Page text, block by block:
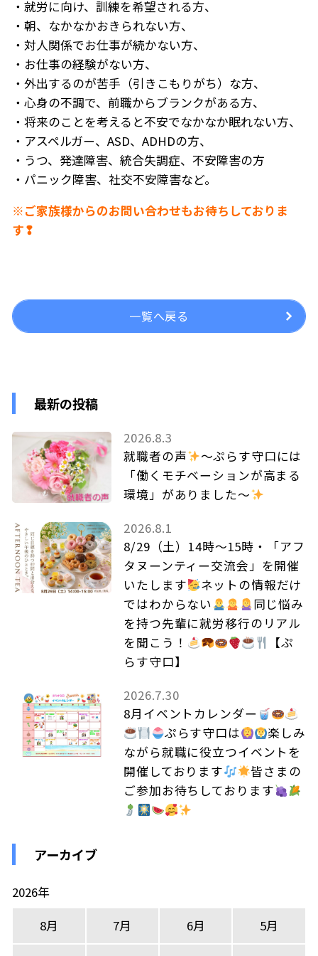
・就労に向け、訓練を希望される方、
・朝、なかなかおきられない方、
・対人関係でお仕事が続かない方、
・お仕事の経験がない方、
・外出するのが苦手（引きこもりがち）な方、
・心身の不調で、前職からブランクがある方、
・将来のことを考えると不安でなかなか眠れない方、
・アスペルガー、ASD、ADHDの方、
・うつ、発達障害、統合失調症、不安障害の方
・パニック障害、社交不安障害など。
※ご家族様からのお問い合わせもお待ちしておりま
す❢
一覧へ戻る
最新の投稿
2026.8.3
就職者の声
～ぷらす守口には
「働くモチベーションが高まる
環境」がありました～
2026.8.1
8/29（土）14時～15時・「アフ
タヌーンティー交流会」を開催
いたします
ネットの情報だけ
ではわからない
同じ悩み
を持つ先輩に就労移行のリアル
を聞こう！
【ぷ
らす守口】
2026.7.30
8月イベントカレンダー
ぷらす守口は
楽しみ
ながら就職に役立つイベントを
開催しております
皆さまの
ご参加お待ちしております
アーカイブ
2026年
8月
7月 6月 5月